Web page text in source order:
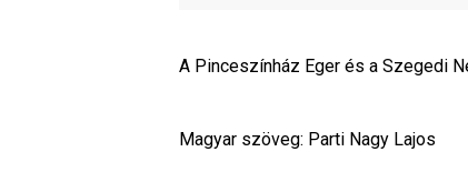
A Pinceszínház Eger és a Szegedi
Magyar szöveg: Parti Nagy Lajos